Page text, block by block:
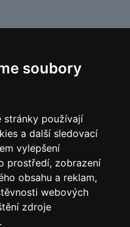
soubory
stránky používají
a další sledovací
vylepšení
prostředí, zobrazení
obsahu a reklam,
webových
zdroje
jarní sezona.
prodejna zavřena a